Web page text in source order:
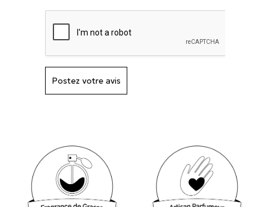
Postez votre avis